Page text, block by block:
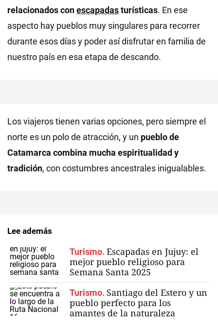
relacionados conescapadasturísticas. En ese
aspecto hay pueblos muy singulares para recorrer
durante esos días y poder así disfrutar en familia de
nuestro país en esa etapa de descando.
Los viajeros tienen varias opciones, pero siempre el
norte es un polo de atracción, y un pueblo de
Catamarca combina mucha espiritualidad y
tradición, con costumbres ancestrales inigualables.
Lee además
Turismo. Escapadas en Jujuy: el
mejor pueblo religioso para
Semana Santa 2025
Turismo. Santiago del Estero y un
pueblo perfecto para los
amantes de la naturaleza